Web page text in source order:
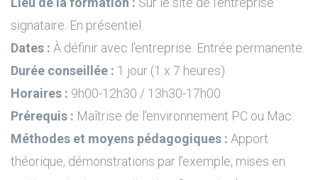
signataire. En présentiel.
Dates : À définir avec l’entreprise. Entrée permanente.
Durée conseillée : 1 jour (1 x 7 heures)
Horaires : 9h00-12h30 / 13h30-17h00
Prérequis : Maîtrise de l’environnement PC ou Mac.
Méthodes et moyens pédagogiques : Apport
théorique, démonstrations par l’exemple, mises en